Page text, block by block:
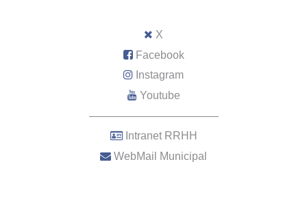
X
Facebook
Instagram
Youtube
–––––––––––––––––––––
Intranet RRHH
WebMail Municipal